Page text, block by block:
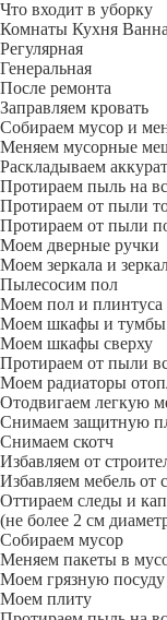
Что входит в уборку
Регу­лярная
Гене­ральная
После ремонта
Заправляем кровать
Собираем мусор и
Меняем мусорные
Раскладываем
Протираем пыль на
Протираем от пыли
Протираем от пыли
Моем дверные ручки
Моем зеркала и
Пылесосим пол
Моем пол и плинтуса
Моем шкафы и тумбы
Моем шкафы сверху
Протираем от пыли
Моем радиаторы
Отодвигаем легкую
Снимаем защитную
Снимаем скотч
Избавляем от
Избавляем мебель от
Оттираем следы и
(не более 2 см
Собираем мусор
Меняем пакеты в
Моем грязную посуду
Моем плиту